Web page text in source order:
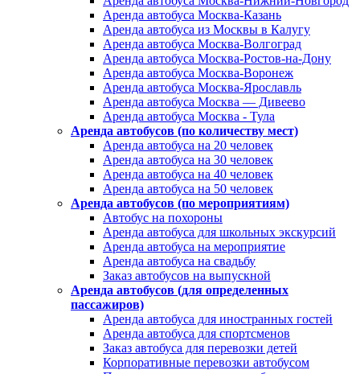
Аренда автобуса Москва-Казань
Аренда автобуса из Москвы в Калугу
Аренда автобуса Москва-Волгоград
Аренда автобуса Москва-Ростов-на-Дону
Аренда автобуса Москва-Воронеж
Аренда автобуса Москва-Ярославль
Аренда автобуса Москва — Дивеево
Аренда автобуса Москва - Тула
Аренда автобусов (по количеству мест)
Аренда автобуса на 20 человек
Аренда автобуса на 30 человек
Аренда автобуса на 40 человек
Аренда автобуса на 50 человек
Аренда автобусов (по мероприятиям)
Автобус на похороны
Аренда автобуса для школьных экскурсий
Аренда автобуса на мероприятие
Аренда автобуса на свадьбу
Заказ автобусов на выпускной
Аренда автобусов (для определенных
пассажиров)
Аренда автобуса для иностранных гостей
Аренда автобуса для спортсменов
Заказ автобуса для перевозки детей
Корпоративные перевозки автобусом